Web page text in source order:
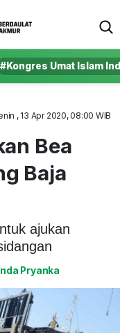
#Kongres Umat Islam
, 13 Apr 2020, 08:00 WIB
Bea
Baja
ajukan
Pryanka